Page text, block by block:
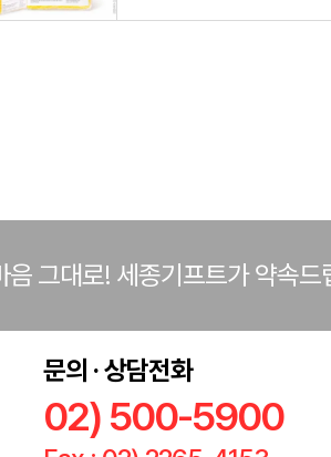
음 그대로! 세종기프트가 약속드
문의 · 상담전화
02) 500-5900